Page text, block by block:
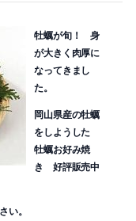
牡蠣が旬！ 身
が大きく肉厚に
なってきまし
た。
岡山県産の牡蠣
をしようした
牡蠣お好み焼
き 好評販売中
い。